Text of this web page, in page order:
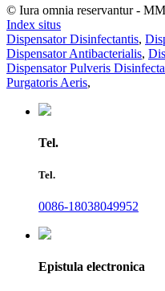
© Iura omnia reservantur -
Index situs
Dispensator Disinfectantis,
Dispensator Antibacterialis,
Dispensator Pulveris
Purgatoris Aeris,
Tel.
Tel.
0086-18038049952
Epistula electronica